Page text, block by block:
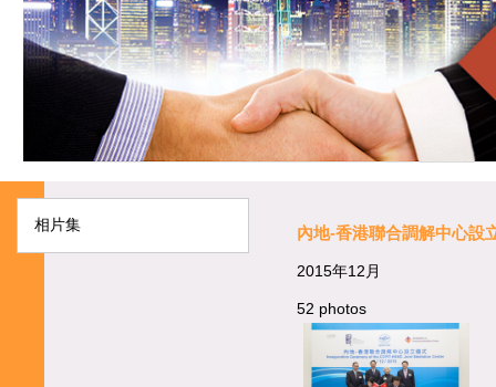
相片集 內地-香港聯合調解中心設
2015年12月
52 photos